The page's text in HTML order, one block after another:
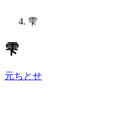
雫
雫
元ちとせ